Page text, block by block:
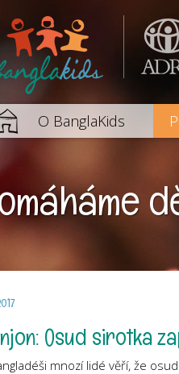
O BanglaKids
Osud sirotka
mnozí lidé věří, že